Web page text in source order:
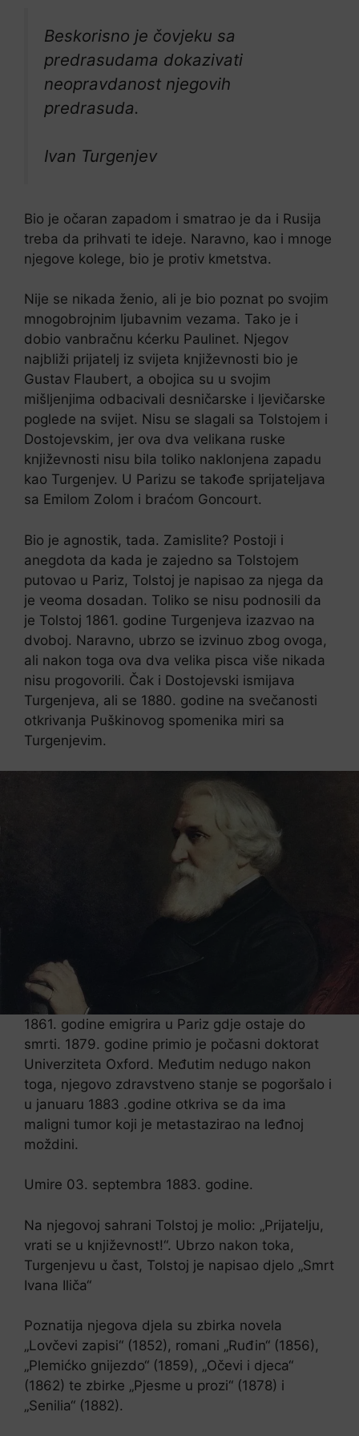
Beskorisno je čovjeku sa
predrasudama dokazivati
neopravdanost njegovih
predrasuda.
Ivan Turgenjev
Bio je očaran zapadom i smatrao je da i Rusija
treba da prihvati te ideje. Naravno, kao i mnoge
njegove kolege, bio je protiv kmetstva.
Nije se nikada ženio, ali je bio poznat po svojim
mnogobrojnim ljubavnim vezama. Tako je i
dobio vanbračnu kćerku Paulinet. Njegov
najbliži prijatelj iz svijeta književnosti bio je
Gustav Flaubert, a obojica su u svojim
mišljenjima odbacivali desničarske i ljevičarske
poglede na svijet. Nisu se slagali sa Tolstojem i
Dostojevskim, jer ova dva velikana ruske
književnosti nisu bila toliko naklonjena zapadu
kao Turgenjev. U Parizu se takođe sprijateljava
sa Emilom Zolom i braćom Goncourt.
Bio je agnostik, tada. Zamislite? Postoji i
anegdota da kada je zajedno sa Tolstojem
putovao u Pariz, Tolstoj je napisao za njega da
je veoma dosadan. Toliko se nisu podnosili da
je Tolstoj 1861. godine Turgenjeva izazvao na
dvoboj. Naravno, ubrzo se izvinuo zbog ovoga,
ali nakon toga ova dva velika pisca više nikada
nisu progovorili. Čak i Dostojevski ismijava
Turgenjeva, ali se 1880. godine na svečanosti
otkrivanja Puškinovog spomenika miri sa
Turgenjevim.
1861. godine emigrira u Pariz gdje ostaje do
smrti. 1879. godine primio je počasni doktorat
Univerziteta Oxford. Međutim nedugo nakon
toga, njegovo zdravstveno stanje se pogoršalo i
u januaru 1883 .godine otkriva se da ima
maligni tumor koji je metastazirao na leđnoj
moždini.
Umire 03. septembra 1883. godine.
Na njegovoj sahrani Tolstoj je molio: „Prijatelju,
vrati se u književnost!“. Ubrzo nakon toka,
Turgenjevu u čast, Tolstoj je napisao djelo „Smrt
Ivana Iliča“
Poznatija njegova djela su zbirka novela
„Lovčevi zapisi“ (1852), romani „Ruđin“ (1856),
„Plemićko gnijezdo“ (1859), „Očevi i djeca“
(1862) te zbirke „Pjesme u prozi“ (1878) i
„Senilia“ (1882).